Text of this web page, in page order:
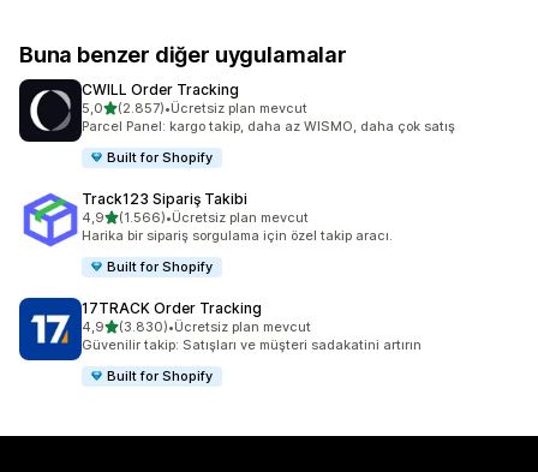
Buna benzer diğer uygulamalar
CWILL Order Tracking
5,05 yıldız üzerinden
(2.857)
toplam 2857 değerlendirme
•Ücretsiz plan mevcut
Parcel Panel: kargo takip, daha az WISMO, daha çok satış
Built for Shopify
Track123 Sipariş Takibi
4,95 yıldız üzerinden
(1.566)
toplam 1566 değerlendirme
•Ücretsiz plan mevcut
Harika bir sipariş sorgulama için özel takip aracı.
Built for Shopify
17TRACK Order Tracking
4,95 yıldız üzerinden
(3.830)
toplam 3830 değerlendirme
•Ücretsiz plan mevcut
Güvenilir takip: Satışları ve müşteri sadakatini artırın
Built for Shopify